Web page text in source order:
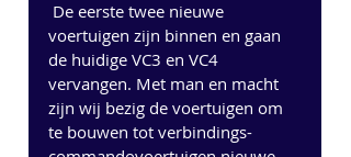
voertuigen zijn binnen en gaan
de huidige VC3 en VC4
vervangen. Met man en macht
zijn wij bezig de voertuigen om
te bouwen tot verbindings-